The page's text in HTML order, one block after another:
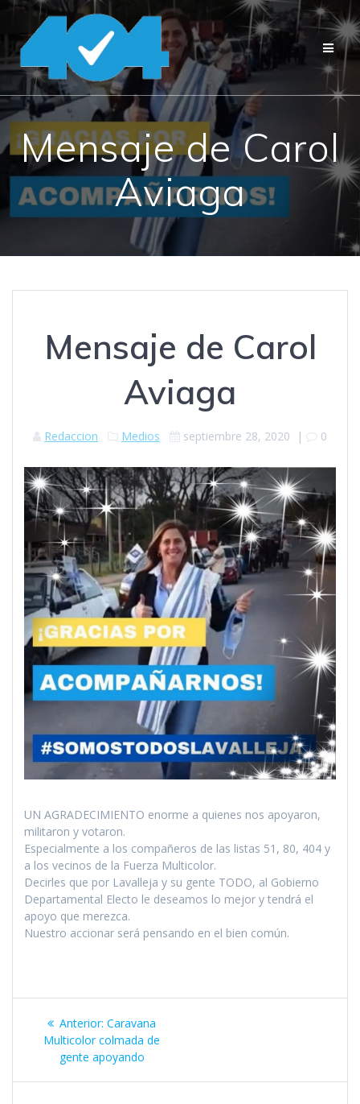
Saltar
al
contenido
Mensaje de Carol
Aviaga
Mensaje de Carol
Aviaga
Redaccion Medios septiembre 28, 2020 | 0
UN AGRADECIMIENTO enorme a quienes nos apoyaron,
militaron y votaron.
Especialmente a los compañeros de las listas 51, 80, 404 y
a los vecinos de la Fuerza Multicolor.
Decirles que por Lavalleja y su gente TODO, al Gobierno
Departamental Electo le deseamos lo mejor y tendrá el
apoyo que merezca.
Nuestro accionar será pensando en el bien común.
Navegación
de
entradas
Anterior: Entrada
anterior:
Caravana
Multicolor colmada de
gente apoyando